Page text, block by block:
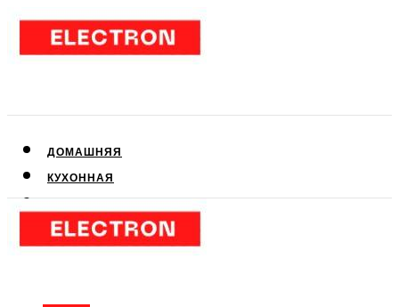
ДОМАШНЯЯ
КУХОННАЯ
КЛИМАТИЧЕСКАЯ